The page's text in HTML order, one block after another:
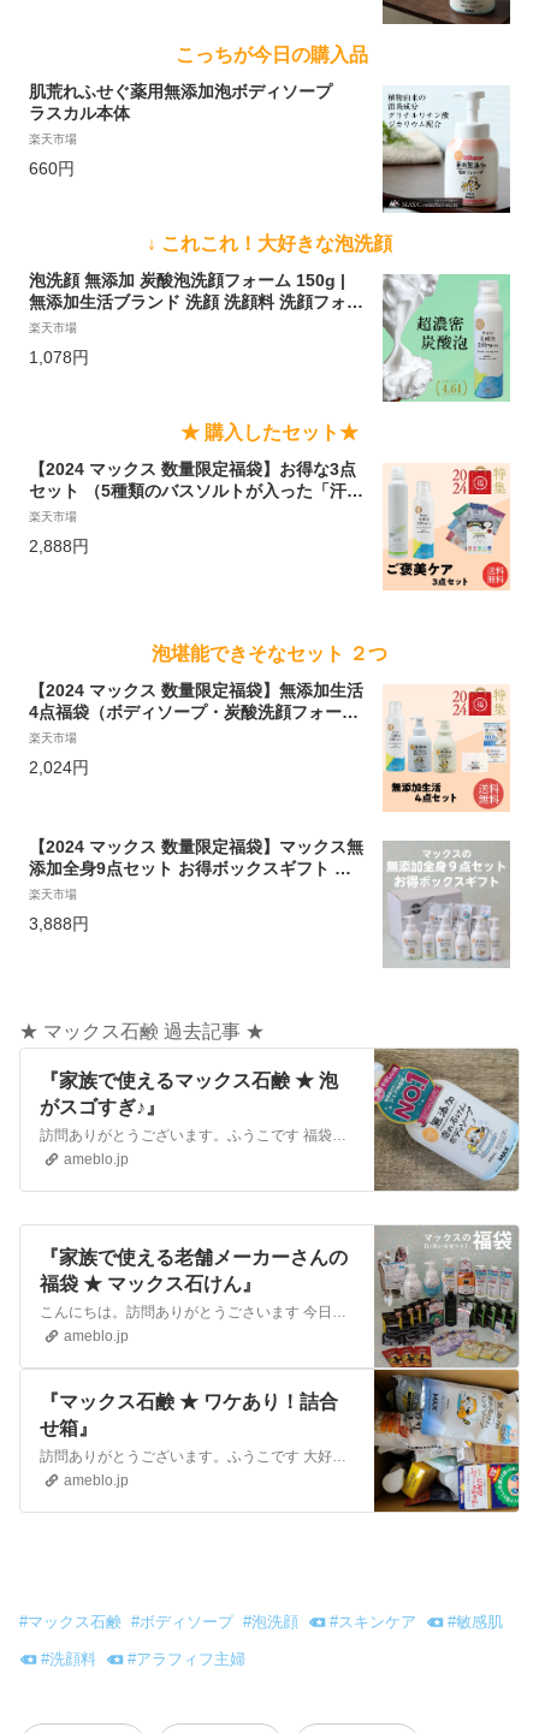
こっちが今日の購入品
肌荒れふせぐ薬用無添加泡ボディソープ
ラスカル本体
楽天市場
660円
↓ これこれ！大好きな泡洗顔
泡洗顔 無添加 炭酸泡洗顔フォーム 150g |
無添加生活ブランド 洗顔 洗顔料 洗顔フォー
ム 泡 濃密泡 炭酸泡 炭酸 炭酸ガス 炭酸美容
スプレー 美容 スキンケア フェイスケア ク
楽天市場
1,078円
★ 購入したセット★
【2024 マックス 数量限定福袋】お得な3点
セット （5種類のバスソルトが入った「汗か
きプレミアムBOX」・炭酸泡で出るサロン
酸で出るマシュマロ泡の贅沢洗顔「無添加
楽天市場
2,888円
泡堪能できそなセット ２つ
【2024 マックス 数量限定福袋】無添加生活
4点福袋（ボディソープ・炭酸洗顔フォー
ム・ボディミルク・バーム）
楽天市場
2,024円
【2024 マックス 数量限定福袋】マックス無
添加全身9点セット お得ボックスギフト ｜
ラスカル 泡シャンプー 泡ボディソープ ボデ
泡洗顔フォーム 無添加 ギフトボックス 敬老
楽天市場
3,888円
★ マックス石鹸 過去記事 ★
『家族で使えるマックス石鹸 ★ 泡
がスゴすぎ♪』
訪問ありがとうございます。ふうこです 福袋好きな私。年始にとても豪華でボリューム満点 のマックス石鹸の福袋を買いました。 『家族で使える老舗メーカーさんの…
ameblo.jp
『家族で使える老舗メーカーさんの
福袋 ★ マックス石けん』
こんにちは。訪問ありがとうごさいます 今日は福袋好きな私がボリュームとメーカーさんでおおっ と買わずにはいられなかったマックス石けん福袋を紹介します。1月…
ameblo.jp
『マックス石鹸 ★ ワケあり！詰合
せ箱』
訪問ありがとうございます。ふうこです 大好きなメーカーマックス石鹸ワケあり！詰合せ箱 ¥ 3888届きました～【今回は1000セット限定です！】2023年…
ameblo.jp
#マックス石鹸 #ボディソープ #泡洗顔 #スキンケア #敏感肌
#洗顔料 #アラフィフ主婦